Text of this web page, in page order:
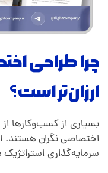
چرا طراحی
ارزان‌تر است؟
بسیاری از کسب‌وکارها
اختصاصی نگران هستند.
سرمایه‌گذاری